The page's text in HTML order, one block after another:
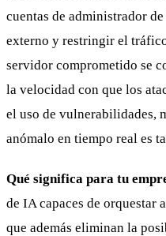
cuentas de administrador
externo y restringir el
servidor comprometido se
la velocidad con que los
el uso de vulnerabilidades,
anómalo en tiempo real es
Qué significa para tu
de IA capaces de orquestar
que además eliminan la